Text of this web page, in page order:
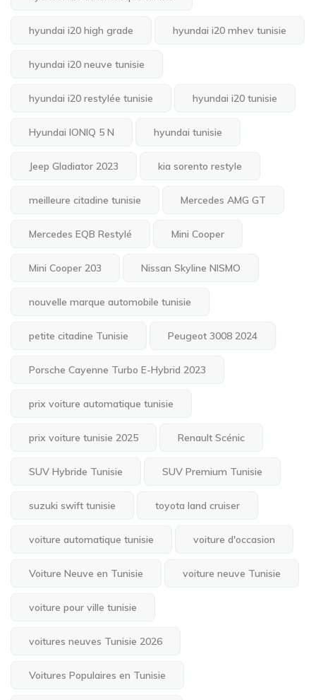
hyundai i20 high grade hyundai i20 mhev tunisie
hyundai i20 neuve tunisie
hyundai i20 restylée tunisie hyundai i20 tunisie
Hyundai IONIQ 5 N hyundai tunisie
Jeep Gladiator 2023 kia sorento restyle
meilleure citadine tunisie Mercedes AMG GT
Mercedes EQB Restylé Mini Cooper
Mini Cooper 203 Nissan Skyline NISMO
nouvelle marque automobile tunisie
petite citadine Tunisie Peugeot 3008 2024
Porsche Cayenne Turbo E-Hybrid 2023
prix voiture automatique tunisie
prix voiture tunisie 2025 Renault Scénic
SUV Hybride Tunisie SUV Premium Tunisie
suzuki swift tunisie toyota land cruiser
voiture automatique tunisie voiture d'occasion
Voiture Neuve en Tunisie voiture neuve Tunisie
voiture pour ville tunisie
voitures neuves Tunisie 2026
Voitures Populaires en Tunisie